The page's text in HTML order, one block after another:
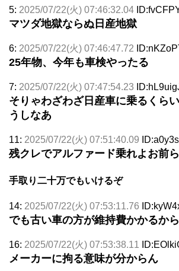
5: 2025/07/22(火) 07:46:32.04
マツダ地獄ならぬ日産地獄
6: 2025/07/22(火) 07:46:47.72
25年物、今年も車検やったる
7: 2025/07/22(火) 07:47:54.23
そりゃわざわざ日産車に乗るくら
うしなあ
11: 2025/07/22(火) 07:51:40.09
残クレでアルファード乗れよお前ら
手取り二十万でもいけるぞ
14: 2025/07/22(火) 07:53:11.76
でも古い車の方が維持費かかるか
16: 2025/07/22(火) 07:53:38.11
メーカーに拘る意味が分からん